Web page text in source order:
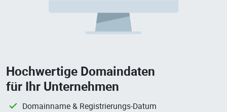
Hochwertige Domaindaten
für Ihr Unternehmen
Domainname & Registrierungs-Datum